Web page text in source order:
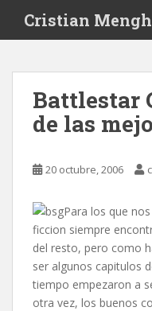
i
Cristian
Battlestar
de las
20 octubre, 2006
Para los que
ficcion siempre
del resto, pero como
ser algunos capitulos
tiempo empezaron a
otra vez, los buenos